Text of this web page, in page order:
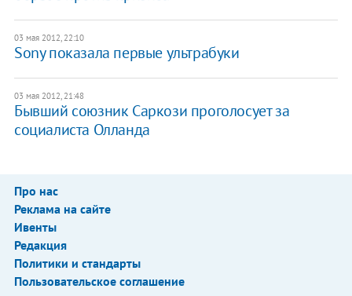
03 мая 2012, 22:10
Sony показала первые ультрабуки
03 мая 2012, 21:48
Бывший союзник Саркози проголосует за
социалиста Олланда
Про нас
Реклама на сайте
Ивенты
Редакция
Политики и стандарты
Пользовательское соглашение